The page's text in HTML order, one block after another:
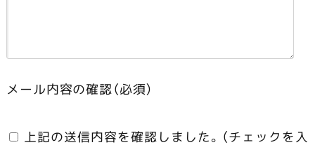
メール内容の確認（必須）
上記の送信内容を確認しました。（チェックを入